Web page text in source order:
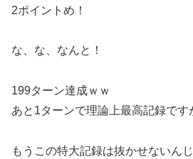
2ポイントめ！
な、な、なんと！
199ターン達成ｗｗ
あと1ターンで理論上最高記録で
もうこの特大記録は抜かせないん